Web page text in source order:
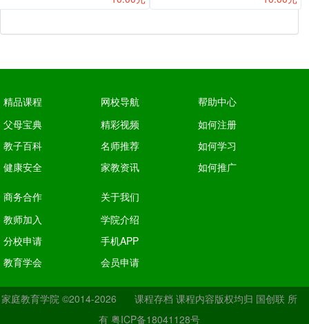
精品课程
父母宝典
教子百科
健康安全
网校导航
精彩视频
名师推荐
家教资讯
帮助中心
如何注册
如何学习
如何推广
商务合作
教师加入
分校申请
教育学会
关于我们
学院介绍
手机APP
会员申请
家庭教育学院 ©2014-2026 课程存档 课程内容版权均归 国创联 所
有 粤ICP备18041128号